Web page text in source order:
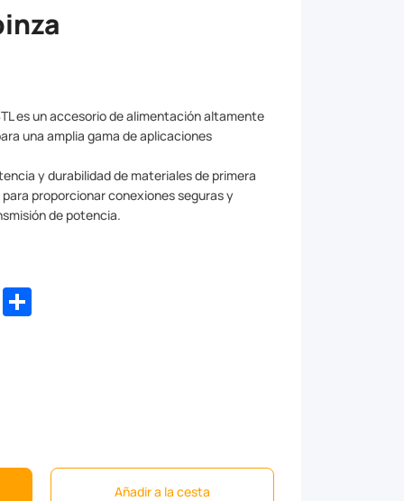
es un accesorio de alimentación altamente
una amplia gama de aplicaciones
y durabilidad de materiales de primera
proporcionar conexiones seguras y
de potencia.
WhatsApp
Añadir a la cesta